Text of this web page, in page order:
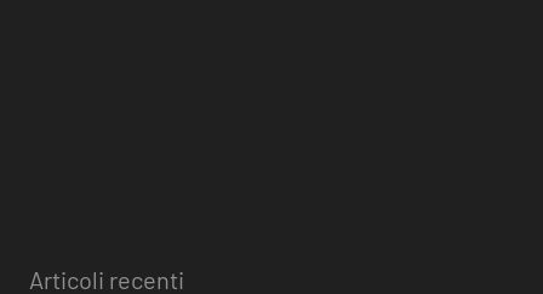
Articoli recenti